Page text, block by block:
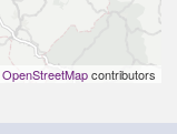
OpenStreetMapcontributors